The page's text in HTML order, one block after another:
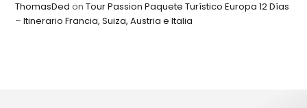
ThomasDed onTour Passion Paquete Turístico Europa 12 Días
– Itinerario Francia, Suiza, Austria e Italia